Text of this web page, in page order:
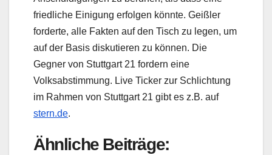
friedliche Einigung erfolgen könnte. Geißler
forderte, alle Fakten auf den Tisch zu legen, um
auf der Basis diskutieren zu können. Die
Gegner von Stuttgart 21 fordern eine
Volksabstimmung. Live Ticker zur Schlichtung
im Rahmen von Stuttgart 21 gibt es z.B. auf
stern.de.
Ähnliche Beiträge: